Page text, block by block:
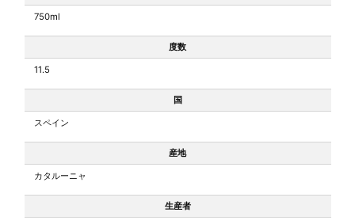
750ml
度数
11.5
国
スペイン
産地
カタルーニャ
生産者